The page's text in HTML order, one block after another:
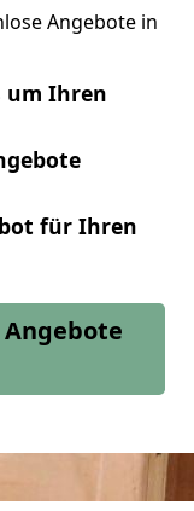
Angebote in
um Ihren
für Ihren